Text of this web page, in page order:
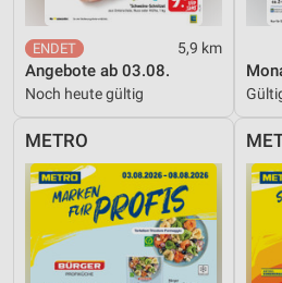
5,9 km
Angebote ab 03.08.
Noch heute gültig
METRO
Verwendung genauer
Geräte anhand von aktiv
Informationen identifizieren
Notwendig
Performance
Funktional